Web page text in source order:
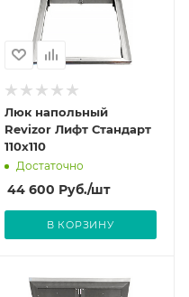
Люк напольный
Revizor Лифт Стандарт
110x110
Достаточно
44 600 Руб./шт
В КОРЗИНУ